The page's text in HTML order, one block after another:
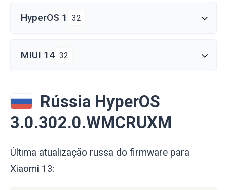
HyperOS 1 32
MIUI 14 32
Rússia HyperOS
3.0.302.0.WMCRUXM
Última atualização russa do firmware para
Xiaomi 13: